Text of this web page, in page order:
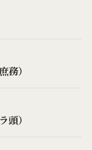
務）
）